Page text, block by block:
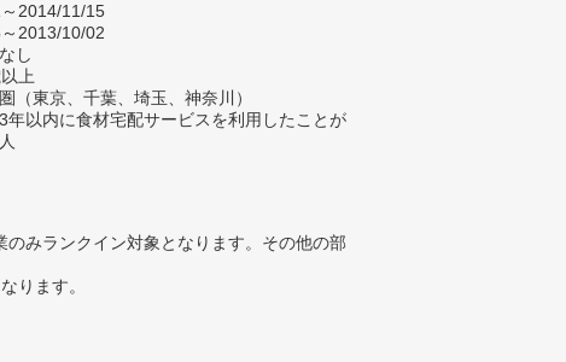
2014/11/15
2013/10/02
し
上
（東京、千葉、埼玉、神奈川）
年以内に食材宅配サービスを利用したことが
みランクイン対象となります。その他の部
ります。